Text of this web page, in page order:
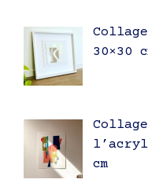
30×30
cm